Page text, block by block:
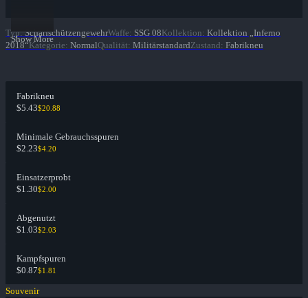
Show More
Typ: ScharfschützengewehrWaffe: SSG 08Kollektion: Kollektion „Inferno
2018“Kategorie: NormalQualität: MilitärstandardZustand: Fabrikneu
Fabrikneu
$5.43$20.88
Minimale Gebrauchsspuren
$2.23$4.20
Einsatzerprobt
$1.30$2.00
Abgenutzt
$1.03$2.03
Kampfspuren
$0.87$1.81
Souvenir